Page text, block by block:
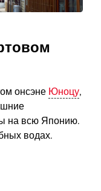
онсэне Юноцу,
на всю Японию.
водах.